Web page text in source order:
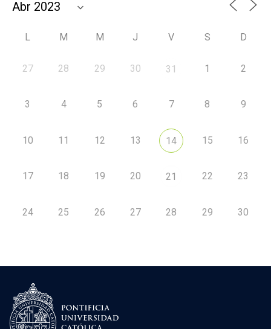
L M M J V S D
27 28 29 30 31 1 2
3 4 5 6 7 8 9
10 11 12 13 14 15 16
17 18 19 20 21 22 23
24 25 26 27 28 29 30